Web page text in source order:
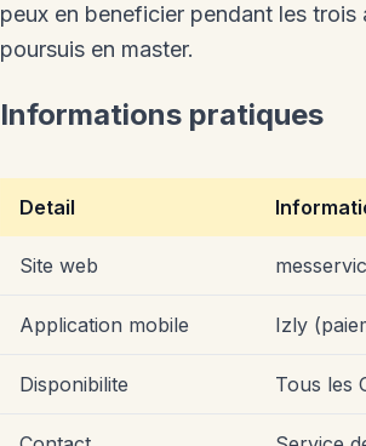
peux en beneficier pendant les
poursuis en master.
Informations pratiques
Detail
Site web
Application mobile Izly
Disponibilite Tous les